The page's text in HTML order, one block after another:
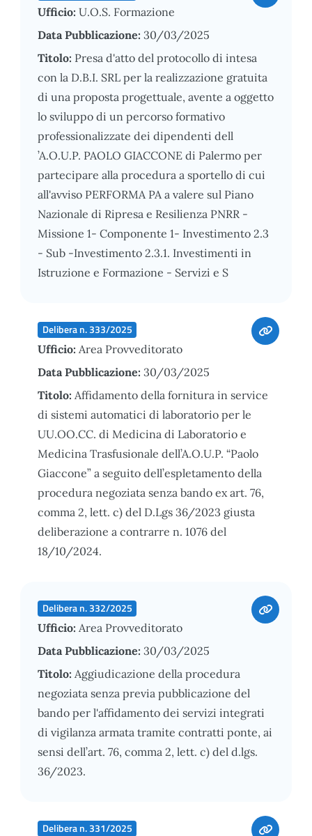
Ufficio: U.O.S. Formazione
Data Pubblicazione: 30/03/2025
Titolo: Presa d'atto del protocollo di intesa
con la D.B.I. SRL per la realizzazione gratuita
di una proposta progettuale, avente a oggetto
lo sviluppo di un percorso formativo
professionalizzate dei dipendenti dell
’A.O.U.P. PAOLO GIACCONE di Palermo per
partecipare alla procedura a sportello di cui
all'avviso PERFORMA PA a valere sul Piano
Nazionale di Ripresa e Resilienza PNRR -
Missione 1- Componente 1- Investimento 2.3
- Sub -Investimento 2.3.1. Investimenti in
Istruzione e Formazione - Servizi e S
Delibera n. 333/2025
Ufficio: Area Provveditorato
Data Pubblicazione: 30/03/2025
Titolo: Affidamento della fornitura in service
di sistemi automatici di laboratorio per le
UU.OO.CC. di Medicina di Laboratorio e
Medicina Trasfusionale dell’A.O.U.P. “Paolo
Giaccone” a seguito dell’espletamento della
procedura negoziata senza bando ex art. 76,
comma 2, lett. c) del D.Lgs 36/2023 giusta
deliberazione a contrarre n. 1076 del
18/10/2024.
Delibera n. 332/2025
Ufficio: Area Provveditorato
Data Pubblicazione: 30/03/2025
Titolo: Aggiudicazione della procedura
negoziata senza previa pubblicazione del
bando per l'affidamento dei servizi integrati
di vigilanza armata tramite contratti ponte, ai
sensi dell’art. 76, comma 2, lett. c) del d.lgs.
36/2023.
Delibera n. 331/2025